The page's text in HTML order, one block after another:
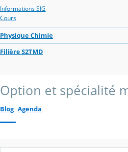
Informations SIG
Cours
Physique Chimie
Filière S2TMD
Option et spécialité
Blog Agenda